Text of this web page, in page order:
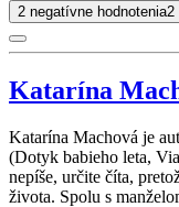
2 negatívne hodnotenia2
Katarína
Katarína Machová je
(Dotyk babieho leta,
nepíše, určite číta,
života. Spolu s